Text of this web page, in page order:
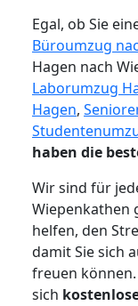
Egal, ob Sie
Büroumzug
Hagen nach
Laborumzug
Hagen,
haben die
Wir sind für
Wiepenkathen
helfen, den
damit Sie sich
freuen können.
sich